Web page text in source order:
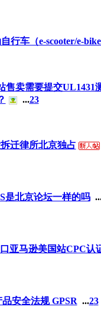
行车（e-scooter/e-
售卖需要提交UL1431
...23
迁律所北京独占
是北京论坛一样的吗
亚马逊美国站CPC认
安全法规 GPSR ...23